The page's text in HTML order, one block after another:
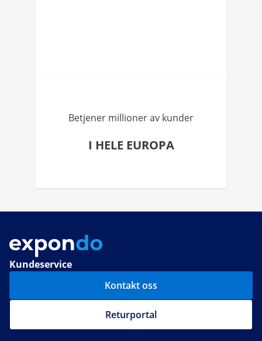
Betjener millioner av kunder
I HELE EUROPA
Kundeservice
Kontakt oss
Returportal